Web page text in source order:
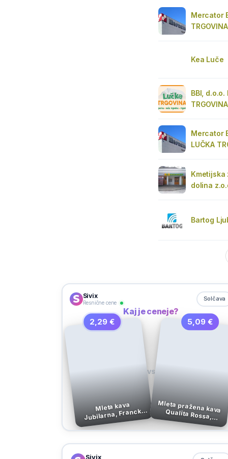
Mercator
Kea Luče
BBI, d.o.o.
TRGOVINA
Mercator
LUČKA
Kmetijska
dolina
Bartog
Sivix
Resnične cene
Solčava
Kaj je ceneje?
2,29 €
Mleta kava
Jubilarna, Franck,
100 g
VS
5,09 €
Mleta pražena kava Qualita Rossa,
Hausbrandt, 250 g
Sivix